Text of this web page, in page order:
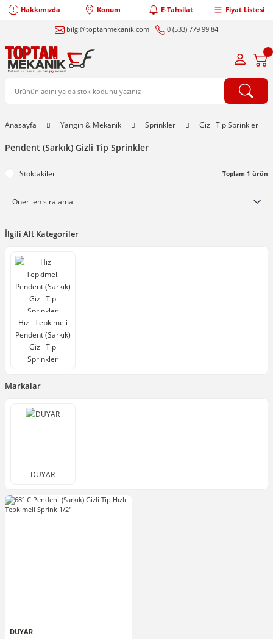
Hakkımızda Konum E-Tahsilat Fiyat Listesi
bilgi@toptanmekanik.com 0 (533) 779 99 84
Anasayfa Yangın & Mekanik Sprinkler Gizli Tip Sprinkler
Pendent (Sarkık) Gizli Tip Sprinkler
Stoktakiler Toplam 1 ürün
İlgili Alt Kategoriler
Hızlı Tepkimeli
Pendent (Sarkık)
Gizli Tip
Sprinkler
Markalar
DUYAR
DUYAR